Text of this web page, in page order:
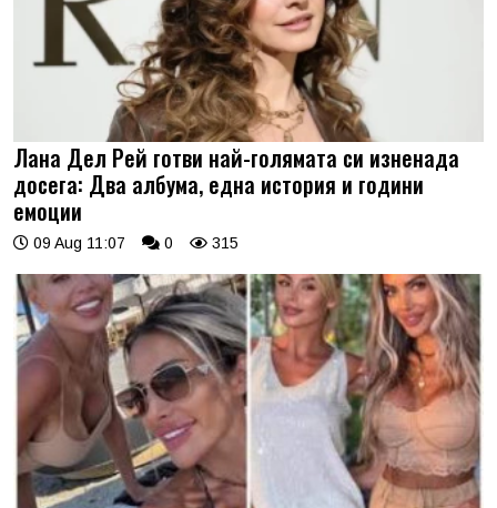
Лана Дел Рей готви най-голямата си изненада
досега: Два албума, една история и години
емоции
09 Aug 11:07 0 315